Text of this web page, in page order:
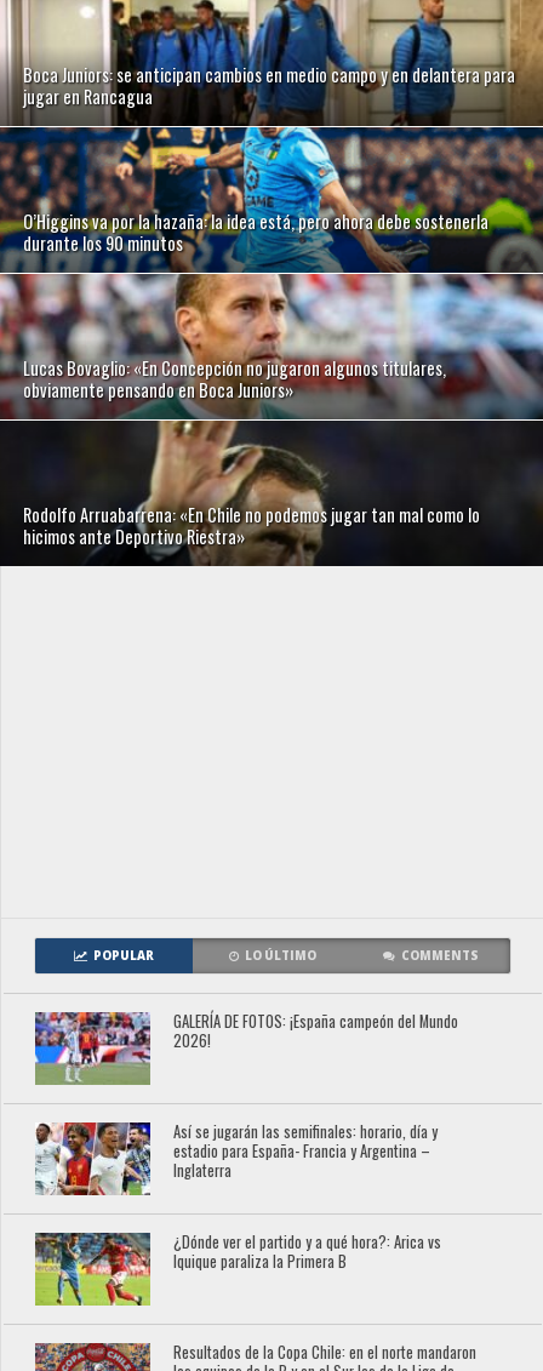
Boca Juniors: se anticipan cambios en medio campo y en delantera para
jugar en Rancagua
O’Higgins va por la hazaña: la idea está, pero ahora debe sostenerla
durante los 90 minutos
Lucas Bovaglio: «En Concepción no jugaron algunos titulares,
obviamente pensando en Boca Juniors»
Rodolfo Arruabarrena: «En Chile no podemos jugar tan mal como lo
hicimos ante Deportivo Riestra»
POPULAR LO ÚLTIMO COMMENTS
GALERÍA DE FOTOS: ¡España campeón del Mundo
2026!
Así se jugarán las semifinales: horario, día y
estadio para España- Francia y Argentina –
Inglaterra
¿Dónde ver el partido y a qué hora?: Arica vs
Iquique paraliza la Primera B
Resultados de la Copa Chile: en el norte mandaron